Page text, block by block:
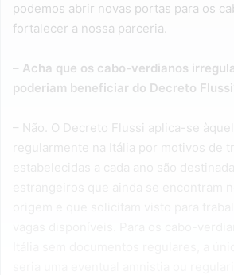
podemos abrir novas portas para os
fortalecer a nossa parceria.
– Acha que os cabo-verdianos
poderiam beneficiar do Decreto
– Não. O Decreto Flussi aplica-se
regularmente na Itália por motivos de